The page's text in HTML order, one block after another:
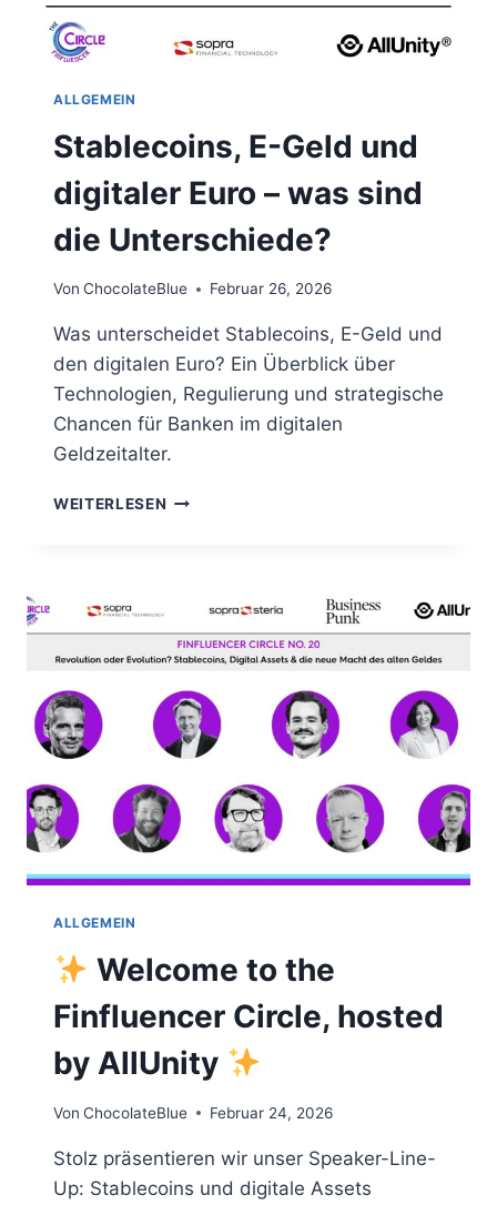
ALLGEMEIN
Stablecoins, E-Geld und
digitaler Euro – was sind
die Unterschiede?
Von ChocolateBlue Februar 26, 2026
Was unterscheidet Stablecoins, E-Geld und
den digitalen Euro? Ein Überblick über
Technologien, Regulierung und strategische
Chancen für Banken im digitalen
Geldzeitalter.
WEITERLESEN STABLECOINS,
EURO
–
WAS
DIE
UNTERSCHIEDE?
ALLGEMEIN
Welcome to the
Finfluencer Circle, hosted
by AllUnity
Von ChocolateBlue Februar 24, 2026
Stolz präsentieren wir unser Speaker-Line-
Up: Stablecoins und digitale Assets